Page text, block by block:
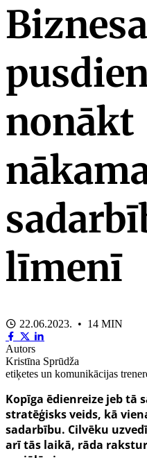
Biznesa
nonākt
līmenī
22.06.2023. • 14 MIN
Autors
Kristīna Sprūdža
etiķetes un komunikācijas
Kopīga ēdienreize jeb tā
stratēģisks veids, kā
sadarbību. Cilvēku
arī tās laikā, rāda